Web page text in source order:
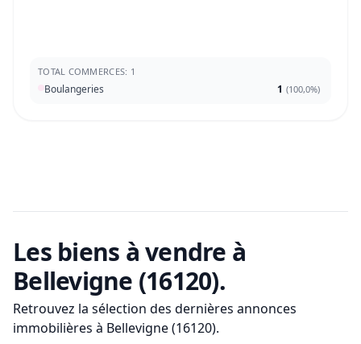
TOTAL COMMERCES: 1
Boulangeries 1 (100,0%)
Les biens à vendre à
Bellevigne (16120).
Retrouvez la sélection des dernières annonces
immobilières à Bellevigne (16120).